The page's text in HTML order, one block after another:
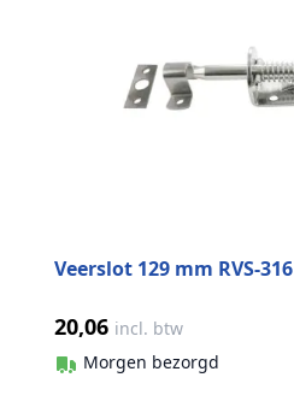
Veerslot 129 mm RVS-316
20,06 incl. btw
Morgen bezorgd